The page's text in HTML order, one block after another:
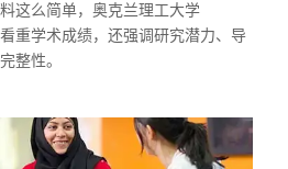
这么简单，奥克兰理工大学
重学术成绩，还强调研究潜力、导
整性。